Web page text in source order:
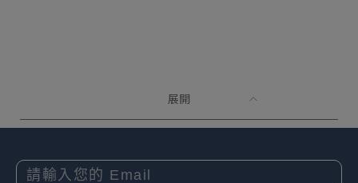
展開